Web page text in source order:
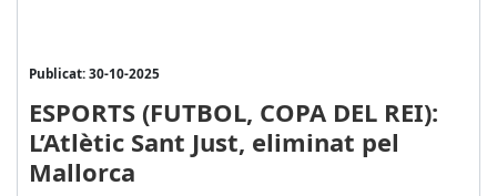
Publicat: 30-10-2025
ESPORTS (FUTBOL, COPA DEL REI):
L’Atlètic Sant Just, eliminat pel
Mallorca